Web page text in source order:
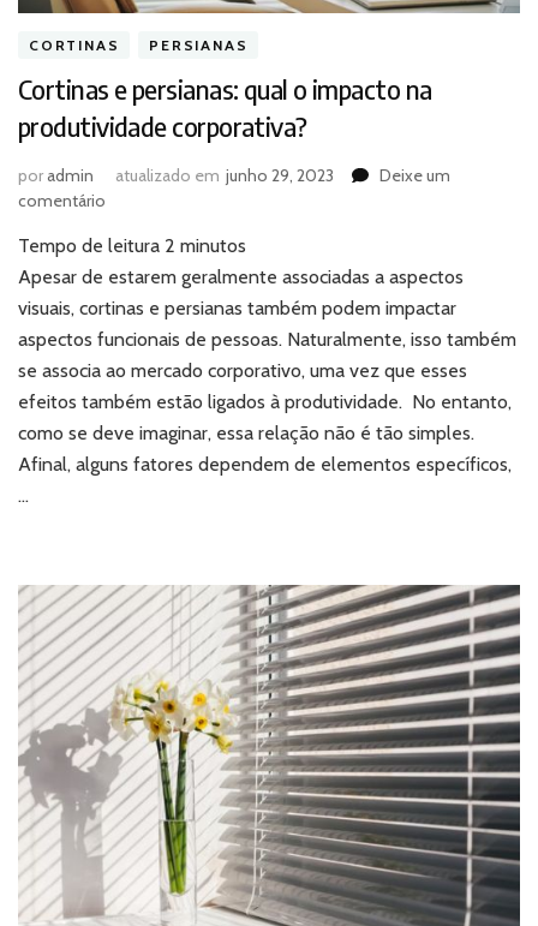
CORTINAS PERSIANAS
Cortinas e persianas: qual o impacto na
produtividade corporativa?
poradmin atualizado em junho 29, 2023
Deixe um
comentário
e
persianas:
qual
impacto
na
produtividade
corporativa?
Tempo de leitura 2 minutos
Apesar de estarem geralmente associadas a aspectos
visuais, cortinas e persianas também podem impactar
aspectos funcionais de pessoas. Naturalmente, isso também
se associa ao mercado corporativo, uma vez que esses
efeitos também estão ligados à produtividade. No entanto,
como se deve imaginar, essa relação não é tão simples.
Afinal, alguns fatores dependem de elementos específicos,
…